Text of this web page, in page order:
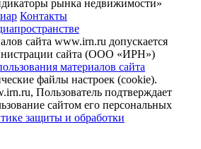
рынка недвижимости»
Контакты
сайта www.irn.ru допускается
сайта (ООО «ИРН»)
материалов сайта
файлы настроек (cookie).
Пользователь подтверждает
сайтом его персональных
защиты и обработки